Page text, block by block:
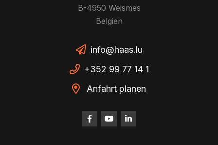
B-4950 Weismes
Belgien
info@haas.lu
+352 99 77 14 1
Anfahrt planen